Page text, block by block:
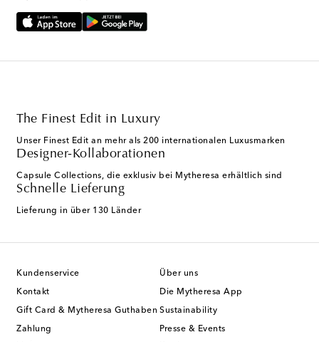
The Finest Edit in Luxury
Unser Finest Edit an mehr als 200 internationalen Luxusmarken
Designer-Kollaborationen
Capsule Collections, die exklusiv bei Mytheresa erhältlich sind
Schnelle Lieferung
Lieferung in über 130 Länder
Kundenservice
Kontakt
Gift Card & Mytheresa Guthaben
Zahlung
Über uns
Die Mytheresa App
Sustainability
Presse & Events